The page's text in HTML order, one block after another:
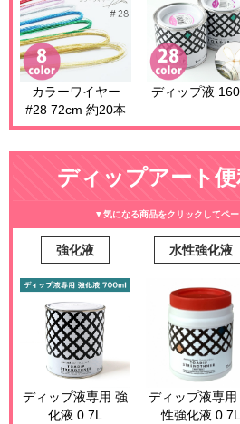
カラーワイヤー
#28 72cm 約20本
ディップ液
ディップアート
▼気になる商品をクリックしてペ
強化液
ディップ液専用 強
化液 0.7L
水性強化液
ディップ液専用
性強化液 0.7L